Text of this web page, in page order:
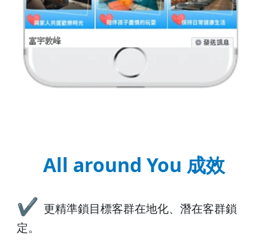
All around You 成效
✔ 更精準鎖目標客群在地化、潛在客群鎖
定。